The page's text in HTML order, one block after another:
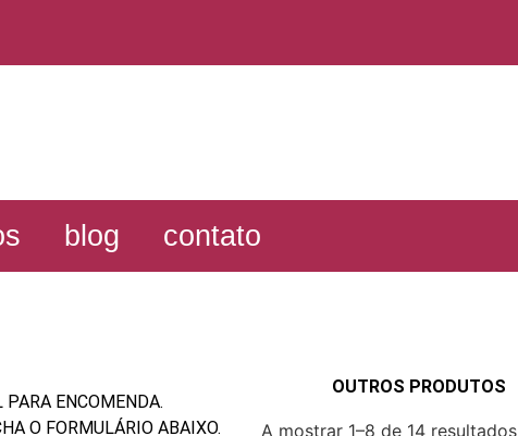
blog contato
ENCOMENDA.
O FORMULÁRIO ABAIXO.
OUTROS PRODUTOS
A mostrar 1–8 de 14 resultados